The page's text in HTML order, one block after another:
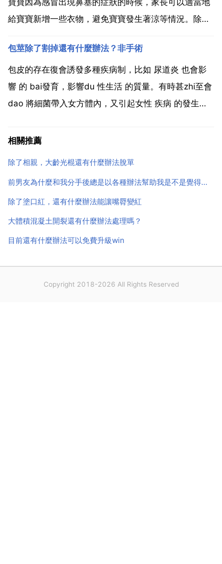
給寶寶新增一些衣物，避免寶寶發生著涼等情況。除此
寶寶所出現的鼻塞症狀。有時，使用一些生理鹽水來清
洗鼻部，也可以起到不錯的疏通鼻孔的作用。如果有需
要的話，家長...
包莖除了割掉還有什麼辦法？非手術
包皮的存在復會誘發多種疾病制，比如 尿道炎 也會影
響 的 bai發育，影響du 性生活 的質量。有時甚zhi至會
dao 將細菌帶入女方體內，又引起女性 疾病 的發生。
患者不用擔心。你這必須手術才行，要不然迴應起很多
相關推薦
除了相親，大齡光棍還有什麼辦法脫單
前男友為什麼和我分手後總是以各種辦法幫助我是不是覺得虧欠我對不起我還是別的原因
除了塗口紅，還有什麼辦法能讓嘴脣變紅
大體積混凝土開裂還有什麼辦法處理嗎？
目前還有什麼辦法可以免費升級win
Copyright 2018-2026 All Rights Reserved